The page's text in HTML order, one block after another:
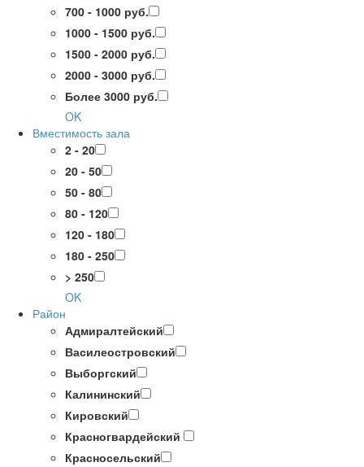
700 - 1000 руб.
1000 - 1500 руб.
1500 - 2000 руб.
2000 - 3000 руб.
Более 3000 руб.
OK
Вместимость зала
2 - 20
20 - 50
50 - 80
80 - 120
120 - 180
180 - 250
> 250
OK
Район
Адмиралтейский
Василеостровский
Выборгский
Калининский
Кировский
Красногвардейский
Красносельский